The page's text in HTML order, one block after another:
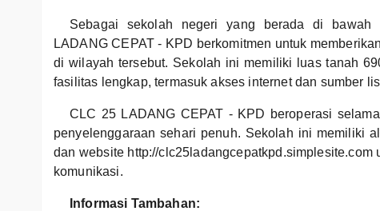
Sebagai sekolah negeri yang berada di bawah
LADANG CEPAT - KPD berkomitmen untuk
di wilayah tersebut. Sekolah ini memiliki luas tanah
fasilitas lengkap, termasuk akses internet dan sumber
CLC 25 LADANG CEPAT - KPD beroperasi
penyelenggaraan sehari penuh. Sekolah ini memiliki
dan website http://clc25ladangcepatkpd.simplesite.com
komunikasi.
Informasi Tambahan: